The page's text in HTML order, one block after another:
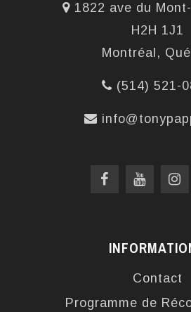
1822 ave du
H2H 1J1
Montréal,
(514) 521-
Contact
Programme de